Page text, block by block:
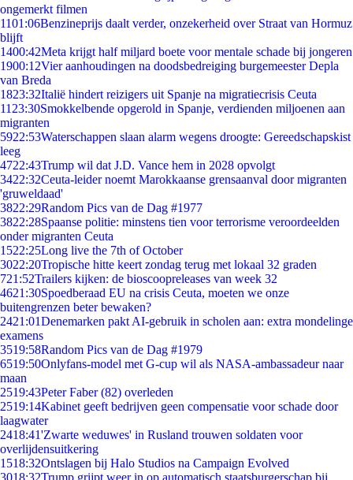
ongemerkt filmen
1101:06Benzineprijs daalt verder, onzekerheid over Straat van Hormuz
blijft
1400:42Meta krijgt half miljard boete voor mentale schade bij jongeren
1900:12Vier aanhoudingen na doodsbedreiging burgemeester Depla
van Breda
1823:32Italië hindert reizigers uit Spanje na migratiecrisis Ceuta
11 23:30Smokkelbende opgerold in Spanje, verdienden miljoenen aan
migranten
5922:53Waterschappen slaan alarm wegens droogte: Gereedschapskist
leeg
4722:43Trump wil dat J.D. Vance hem in 2028 opvolgt
3422:32Ceuta-leider noemt Marokkaanse grensaanval door migranten
'gruweldaad'
3822:29Random Pics van de Dag #1977
3822:28Spaanse politie: minstens tien voor terrorisme veroordeelden
onder migranten Ceuta
1522:25Long live the 7th of October
3022:20Tropische hitte keert zondag terug met lokaal 32 graden
721:52Trailers kijken: de bioscoopreleases van week 32
4621:30Spoedberaad EU na crisis Ceuta, moeten we onze
buitengrenzen beter bewaken?
2421:01Denemarken pakt AI-gebruik in scholen aan: extra mondelinge
examens
3519:58Random Pics van de Dag #1979
6519:50Onlyfans-model met G-cup wil als NASA-ambassadeur naar
maan
2519:43Peter Faber (82) overleden
2519:14Kabinet geeft bedrijven geen compensatie voor schade door
laagwater
2418:41'Zwarte weduwes' in Rusland trouwen soldaten voor
overlijdensuitkering
1518:32Ontslagen bij Halo Studios na Campaign Evolved
3018:32Trump grijpt weer in op automatisch staatsburgerschap bij